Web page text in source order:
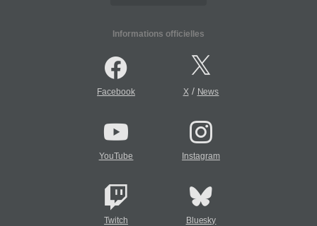
Informations officielles
Facebook X/ News
YouTube Instagram
Twitch Bluesky